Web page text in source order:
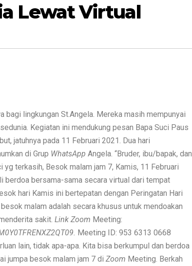
Lewat Virtual
bagi lingkungan St.Angela. Mereka masih mempunyai
Kegiatan ini mendukung pesan Bapa Suci Paus
jatuhnya pada 11 Februari 2021. Dua hari
di Grup WhatsApp Angela. “Bruder, ibu/bapak, dan
terkasih, Besok malam jam 7, Kamis, 11 Februari
berdoa bersama-sama secara virtual dari tempat
hari Kamis ini bertepatan dengan Peringatan Hari
malam adalah secara khusus untuk mendoakan
sakit. Link Zoom Meeting:
Meeting ID: 953 6313 0668
lain, tidak apa-apa. Kita bisa berkumpul dan berdoa
jumpa besok malam jam 7 di Zoom Meeting. Berkah